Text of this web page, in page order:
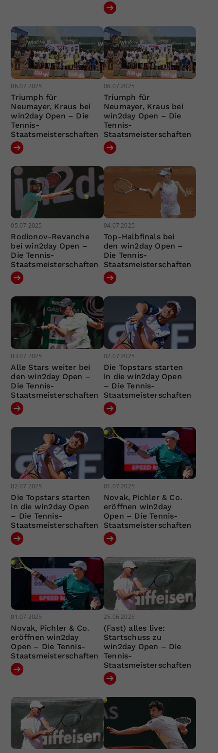
06.07.2025
Triumph für
Neumayer, Kraus bei
win2day Open – Die
Tennis-
Staatsmeisterschaften
06.07.2025
Triumph für
Neumayer, Kraus bei
win2day Open – Die
Tennis-
Staatsmeisterschaften
05.07.2025
Rodionov-Revanche
bei win2day Open –
Die Tennis-
Staatsmeisterschaften
04.07.2025
Top-Halbfinals bei
den win2day Open –
Die Tennis-
Staatsmeisterschaften
03.07.2025
Alle Stars weiter bei
den win2day Open –
Die Tennis-
Staatsmeisterschaften
02.07.2025
Die Topstars starten
in die win2day Open
– Die Tennis-
Staatsmeisterschaften
02.07.2025
Die Topstars starten
in die win2day Open
– Die Tennis-
Staatsmeisterschaften
01.07.2025
Novak, Pichler & Co.
eröffnen win2day
Open – Die Tennis-
Staatsmeisterschaften
01.07.2025
Novak, Pichler & Co.
eröffnen win2day
Open – Die Tennis-
Staatsmeisterschaften
25.06.2025
(Fast) alles live:
Startschuss zu
win2day Open – Die
Tennis-
Staatsmeisterschaften